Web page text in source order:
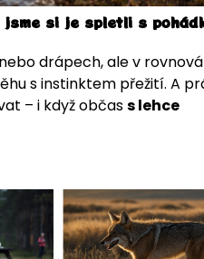
si je spletli s
drápech, ale v
s instinktem přežití. A
– i když občass lehce